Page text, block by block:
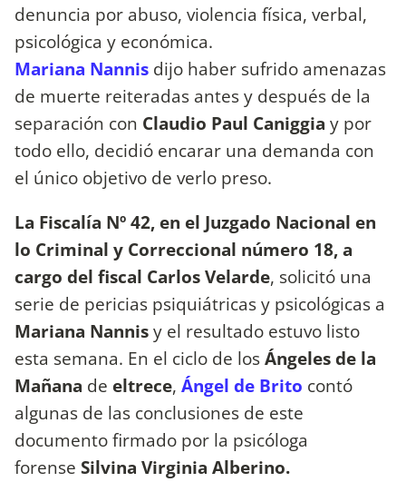
denuncia por abuso, violencia física, verbal,
psicológica y económica.
Mariana Nannis dijo haber sufrido amenazas
de muerte reiteradas antes y después de la
separación con Claudio Paul Caniggia y por
todo ello, decidió encarar una demanda con
el único objetivo de verlo preso.
La Fiscalía Nº 42, en el Juzgado Nacional en
lo Criminal y Correccional número 18, a
cargo del fiscal Carlos Velarde, solicitó una
serie de pericias psiquiátricas y psicológicas a
Mariana Nannisy el resultado estuvo listo
esta semana. En el ciclo de losÁngeles de la
Mañana de eltrece, Ángel de Brito contó
algunas de las conclusiones de este
documento firmado por la psicóloga
forense Silvina Virginia Alberino.